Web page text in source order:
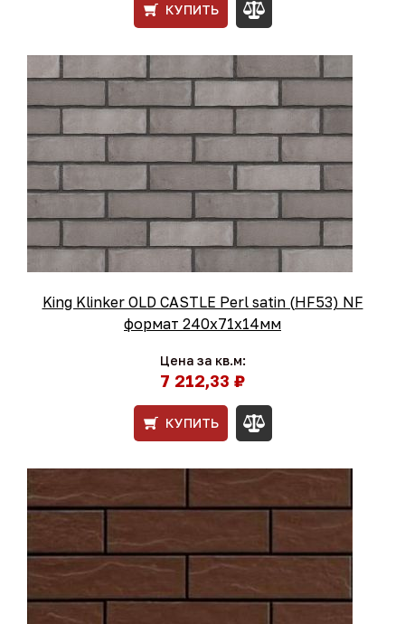
КУПИТЬ
King Klinker OLD CASTLE Perl satin (HF53) NF
формат 240x71x14мм
Цена за кв.м:
7 212,33 ₽
КУПИТЬ